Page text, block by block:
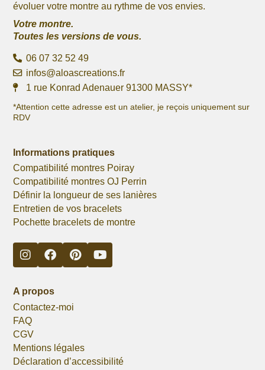
évoluer votre montre au rythme de vos envies.
Votre montre.
Toutes les versions de vous.
06 07 32 52 49
infos@aloascreations.fr
1 rue Konrad Adenauer 91300 MASSY*
*Attention cette adresse est un atelier, je reçois uniquement sur
RDV
Informations pratiques
Compatibilité montres Poiray
Compatibilité montres OJ Perrin
Définir la longueur de ses lanières
Entretien de vos bracelets
Pochette bracelets de montre
A propos
Contactez-moi
FAQ
CGV
Mentions légales
Déclaration d’accessibilité